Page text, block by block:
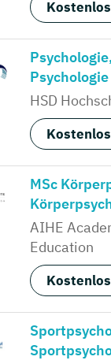
Psychologie
HSD
MSc
AIHE
Education